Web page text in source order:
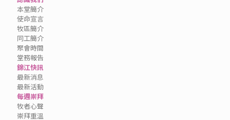
本堂簡介
使命宣言
牧區簡介
同工簡介
聚會時間
堂務報告
錦江快訊
最新消息
最新活動
每週崇拜
牧者心聲
崇拜重溫